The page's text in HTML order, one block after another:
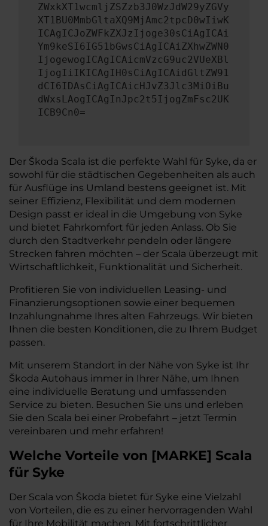
ZWxkXT1wcmljZSZzb3J0WzJdW29yZGVy
XT1BU0MmbGltaXQ9MjAmc2tpcD0wIiwK
ICAgICJoZWFkZXJzIjoge30sCiAgICAi
Ym9keSI6IG51bGwsCiAgICAiZXhwZWN0
IjogewogICAgICAicmVzcG9uc2VUeXBl
IjogIiIKICAgIH0sCiAgICAidGltZW91
dCI6IDAsCiAgICAicHJvZ3Jlc3MiOiBu
dWxsLAogICAgInJpc2t5IjogZmFsc2UK
ICB9Cn0=
Der Škoda Scala ist die perfekte Wahl für Syke, da er
sowohl für die städtischen Gegebenheiten als auch
für Ausflüge ins Umland bestens geeignet ist. Mit
seiner Effizienz, Flexibilität und dem modernen
Design passt er ideal in die Umgebung von Syke
und bietet Fahrkomfort für jeden Anlass. Ob Sie
durch den Stadtverkehr pendeln oder längere
Strecken fahren möchten – der Scala überzeugt mit
Wirtschaftlichkeit, Funktionalität und Sicherheit.
Profitieren Sie von individuellen Leasing- und
Finanzierungsoptionen sowie einer bequemen
Inzahlungnahme Ihres alten Fahrzeugs. Wir bieten
Ihnen die besten Konditionen, die zu Ihrem Budget
passen.
Mit unserem Standort in der Nähe von Syke ist Ihr
Škoda Autohaus immer in Ihrer Nähe, um Ihnen
eine individuelle Beratung und umfassenden
Service zu bieten. Besuchen Sie uns und erleben
Sie den Scala bei einer Probefahrt – jetzt Termin
vereinbaren und mehr erfahren!
Welche Vorteile von [MARKE] Scala
für Syke
Der Scala von Škoda bietet für Syke eine Vielzahl
von Vorteilen, die es zu einer hervorragenden Wahl
für Ihre Mobilität machen. Mit fortschrittlicher